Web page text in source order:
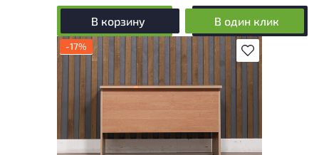
В корзину В один клик
В избранное
-17%
следы эксплуатации, не влияющие на
удобство его использования